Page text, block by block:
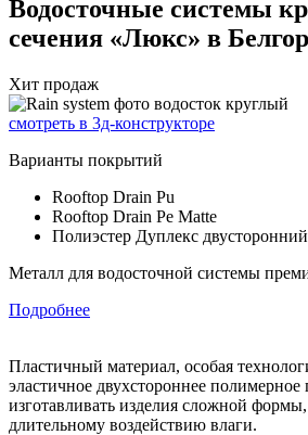
Водосточные системы
сечения «Люкс» в
Хит продаж
смотреть в 3д-конструкторе
Варианты покрытий
Rooftop Drain Pu
Rooftop Drain Pe Matte
Полиэстер Дуплекс двусторонний
Металл для водосточной системы
Подробнее
Пластичный материал, особая
эластичное двухстороннее
изготавливать изделия сложной
длительному воздействию влаги.